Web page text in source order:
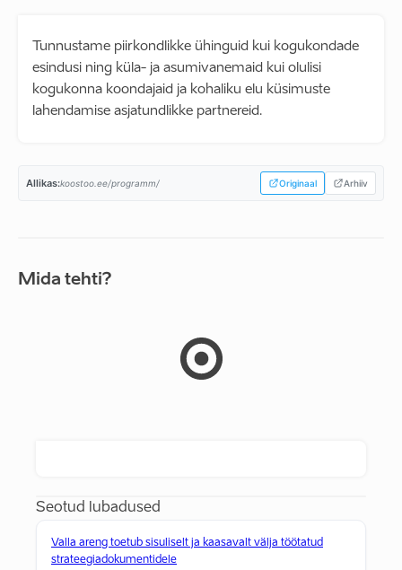
Tunnustame piirkondlikke ühinguid kui kogukondade
esindusi ning küla- ja asumivanemaid kui olulisi
kogukonna koondajaid ja kohaliku elu küsimuste
lahendamise asjatundlikke partnereid.
Allikas:koostoo.ee/programm/ Originaal Arhiiv
Mida tehti?
Seotud lubadused
Valla areng toetub sisuliselt ja kaasavalt välja töötatud
strateegiadokumentidele